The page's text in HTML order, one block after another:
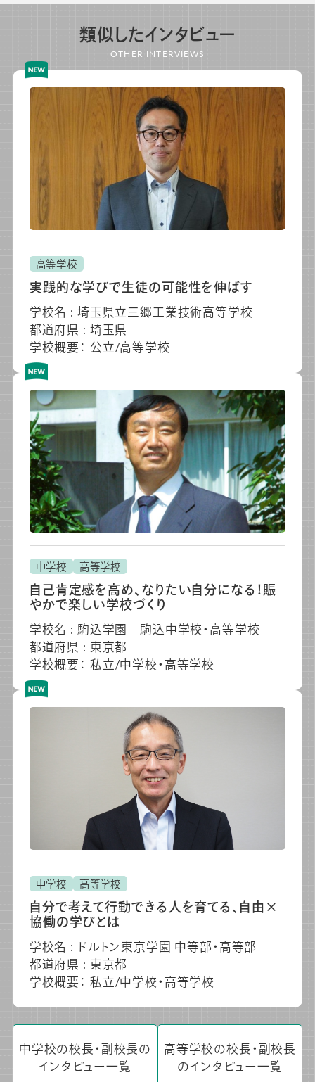
類似したインタビュー
OTHER INTERVIEWS
高等学校
実践的な学びで生徒の可能性を伸ばす
学校名 : 埼玉県立三郷工業技術高等学校
都道府県 : 埼玉県
学校概要： 公立/高等学校
中学校 高等学校
自己肯定感を高め、なりたい自分になる！賑
やかで楽しい学校づくり
学校名 : 駒込学園 駒込中学校・高等学校
都道府県 : 東京都
学校概要： 私立/中学校・高等学校
中学校 高等学校
自分で考えて行動できる人を育てる、自由×
協働の学びとは
学校名 : ドルトン東京学園 中等部・高等部
都道府県 : 東京都
学校概要： 私立/中学校・高等学校
中学校の校長・副校長の
インタビュー一覧
高等学校の校長・副校長
のインタビュー一覧